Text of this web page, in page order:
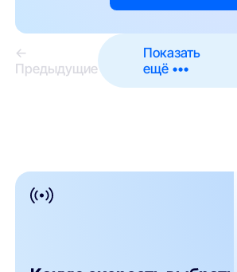
←
Предыдущие
Показать
ещё •••